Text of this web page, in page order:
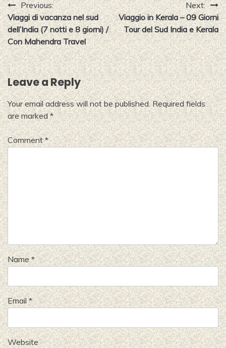
Post
navigation
Previous:
Viaggi di vacanza nel sud
dell’India (7 notti e 8 giorni) /
Con Mahendra Travel
Next:
Viaggio in Kerala – 09 Giorni
Tour del Sud India e Kerala
Leave a Reply
Your email address will not be published. Required fields
are marked*
Comment*
Name*
Email*
Website